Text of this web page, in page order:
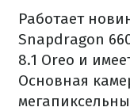
Работает
Snapdragon
8.1 Oreo и
Основная